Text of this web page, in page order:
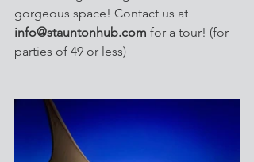
gorgeous space! Contact us at
info@stauntonhub.com for a tour! (for
parties of 49 or less)